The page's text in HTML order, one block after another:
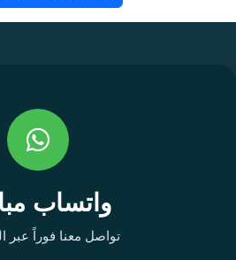
واتساب
تواصل معنا فوراً عبر